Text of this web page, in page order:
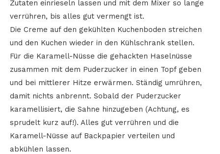
Zutaten einrieseln lassen und mit dem Mixer so lange
verrühren, bis alles gut vermengt ist.
Die Creme auf den gekühlten Kuchenboden streichen
und den Kuchen wieder in den Kühlschrank stellen.
Für die Karamell-Nüsse die gehackten Haselnüsse
zusammen mit dem Puderzucker in einen Topf geben
und bei mittlerer Hitze erwärmen. Ständig umrühren,
damit nichts anbrennt. Sobald der Puderzucker
karamellisiert, die Sahne hinzugeben (Achtung, es
sprudelt kurz auf!). Alles gut verrühren und die
Karamell-Nüsse auf Backpapier verteilen und
abkühlen lassen.